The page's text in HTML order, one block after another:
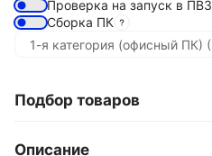
Проверка на запуск в ПВЗ
Сборка ПК
Подбор товаров
Описание